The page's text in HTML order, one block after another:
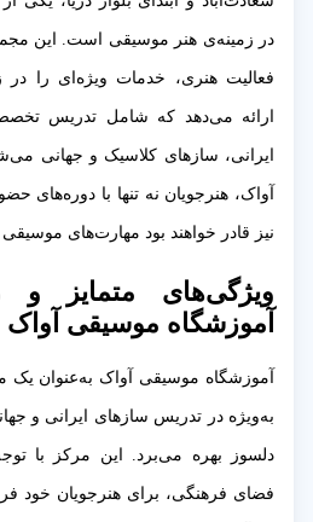
در زمینه‌ی هنر موسیقی است. این
فعالیت هنری، خدمات ویژه‌ای را
ارائه می‌دهد که شامل تدریس
ایرانی، سازهای کلاسیک و جهانی
آواک، هنرجویان نه تنها با دوره‌های
نیز قادر خواهند بود مهارت‌های موسیقی
ویژگی‌های متمایز
آموزشگاه موسیقی آواک
آموزشگاه موسیقی آواک به‌عنوان
به‌ویژه در تدریس سازهای ایرانی و
دلسوز بهره می‌برد. این مرکز با
فضای فرهنگی، برای هنرجویان خود